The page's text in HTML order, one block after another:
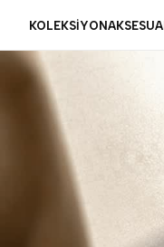
KOLEKSİYON